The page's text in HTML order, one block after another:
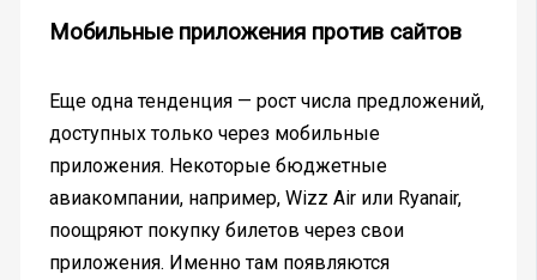
Мобильные приложения против сайтов
Еще одна тенденция — рост числа предложений,
доступных только через мобильные
приложения. Некоторые бюджетные
авиакомпании, например, Wizz Air или Ryanair,
поощряют покупку билетов через свои
приложения. Именно там появляются